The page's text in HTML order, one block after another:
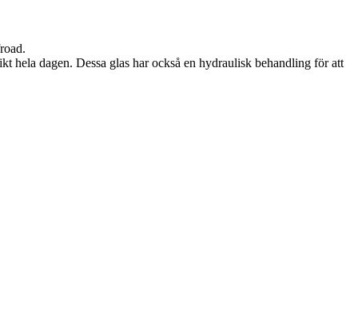
dagen. Dessa glas har också en hydraulisk behandling för att